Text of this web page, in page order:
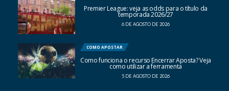
Premier League: veja as odds para o título da
temporada 2026/27
6 DE AGOSTO DE 2026
COMO APOSTAR
Como funciona o recurso Encerrar Aposta? Veja
como utilizar a ferramenta
5 DE AGOSTO DE 2026